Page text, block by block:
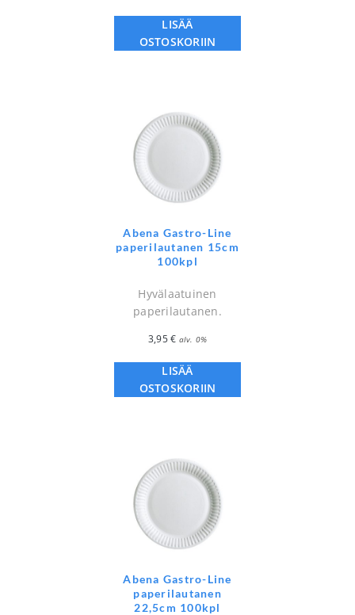
LISÄÄ
OSTOSKORIIN
Abena Gastro-Line
paperilautanen 15cm
100kpl
Hyvälaatuinen
paperilautanen.
3,95€ alv. 0%
LISÄÄ
OSTOSKORIIN
Abena Gastro-Line
paperilautanen
22,5cm 100kpl